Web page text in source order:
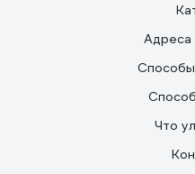
Адреса
Способы
Что